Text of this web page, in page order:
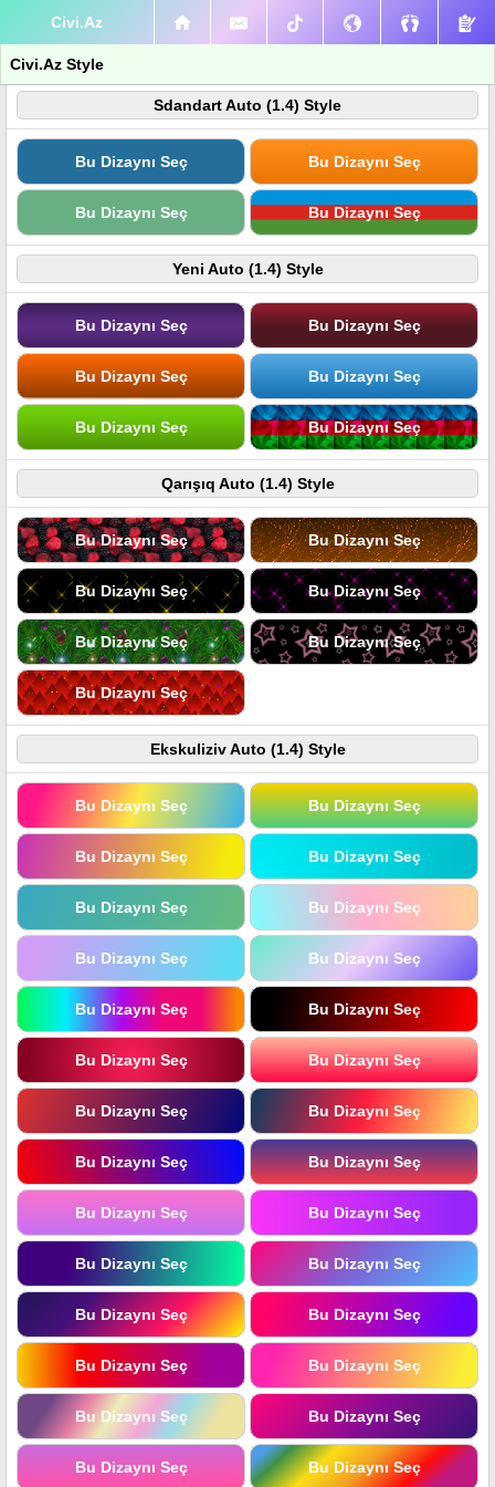
Civi.Az
Civi.Az Style
Sdandart Auto (1.4) Style
Bu Dizaynı Seç Bu Dizaynı Seç
Bu Dizaynı Seç Bu Dizaynı Seç
Yeni Auto (1.4) Style
Bu Dizaynı Seç Bu Dizaynı Seç
Bu Dizaynı Seç Bu Dizaynı Seç
Bu Dizaynı Seç Bu Dizaynı Seç
Qarışıq Auto (1.4) Style
Bu Dizaynı Seç Bu Dizaynı Seç
Bu Dizaynı Seç Bu Dizaynı Seç
Bu Dizaynı Seç Bu Dizaynı Seç
Bu Dizaynı Seç
Ekskuliziv Auto (1.4) Style
Bu Dizaynı Seç Bu Dizaynı Seç
Bu Dizaynı Seç Bu Dizaynı Seç
Bu Dizaynı Seç Bu Dizaynı Seç
Bu Dizaynı Seç Bu Dizaynı Seç
Bu Dizaynı Seç Bu Dizaynı Seç
Bu Dizaynı Seç Bu Dizaynı Seç
Bu Dizaynı Seç Bu Dizaynı Seç
Bu Dizaynı Seç Bu Dizaynı Seç
Bu Dizaynı Seç Bu Dizaynı Seç
Bu Dizaynı Seç Bu Dizaynı Seç
Bu Dizaynı Seç Bu Dizaynı Seç
Bu Dizaynı Seç Bu Dizaynı Seç
Bu Dizaynı Seç Bu Dizaynı Seç
Bu Dizaynı Seç Bu Dizaynı Seç